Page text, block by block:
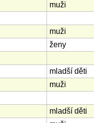
muži
muži
ženy
mladší děti
muži
mladší děti